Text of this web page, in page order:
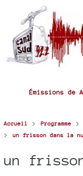
Émissions de
Accueil > Programme >
> un frisson dans la
un